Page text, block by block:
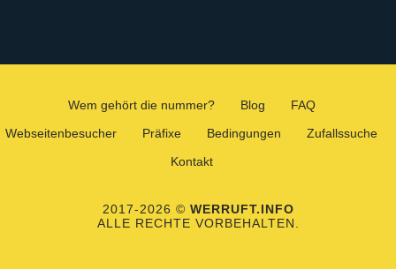
Wem gehört die nummer? Blog
FAQ
Webseitenbesucher
Präfixe Bedingungen
Zufallssuche
Kontakt
2017-2026 © WERRUFT.INFO
ALLE RECHTE VORBEHALTEN.